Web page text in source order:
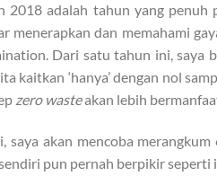
2018 adalah tahun yang
menerapkan dan memahami
Dari satu tahun ini, saya
kaitkan ‘hanya’ dengan nol
zero wasteakan lebih
saya akan mencoba merangkum
pun pernah berpikir seperti